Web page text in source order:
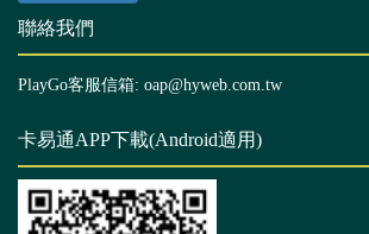
聯絡我們
PlayGo客服信箱: oap@hyweb.com.tw
卡易通APP下載(Android適用)